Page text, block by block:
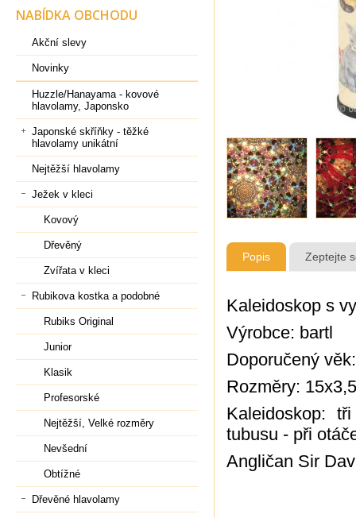
Popis Zeptejte
Kaleidoskop s
Výrobce: bartl
Doporučený
Rozměry:
Kaleidoskop:
tubusu - při
Angličan Sir
NABÍDKA OBCHODU
Akční slevy
Novinky
Huzzle/Hanayama - kovové
hlavolamy, Japonsko
Japonské skříňky - těžké
hlavolamy unikátní
Nejtěžší hlavolamy
Ježek v kleci
Kovový
Dřevěný
Zvířata v kleci
Rubikova kostka a podobné
Rubiks Original
Junior
Klasik
Profesorské
Nejtěžší, Velké rozměry
Nevšední
Obtížné
Dřevěné hlavolamy